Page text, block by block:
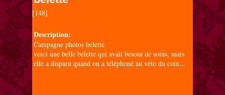
[148]
Description:
Campagne photos belette
voici une belle belette qui avait besoin de soins, mais
elle a disparu quand on a téléphoné au véto du coin...